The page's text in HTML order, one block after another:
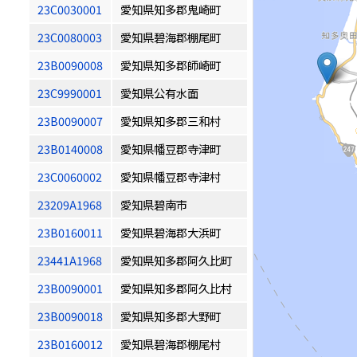
23C0030001
愛知県知多郡鬼崎町
23C0080003
愛知県碧海郡棚尾町
23B0090008
愛知県知多郡師崎町
23C9990001
愛知県公有水面
23B0090007
愛知県知多郡三和村
23B0140008
愛知県幡豆郡寺津町
23C0060002
愛知県幡豆郡寺津村
23209A1968
愛知県碧南市
23B0160011
愛知県碧海郡大浜町
23441A1968
愛知県知多郡阿久比町
23B0090001
愛知県知多郡阿久比村
23B0090018
愛知県知多郡大野町
23B0160012
愛知県碧海郡棚尾村